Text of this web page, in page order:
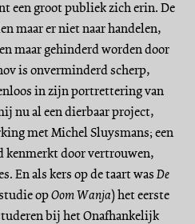
een groot publiek zich erin. De
maar er niet naar handelen,
maar gehinderd worden door
is onverminderd scherp,
in zijn portrettering van
nu al een dierbaar project,
met Michel Sluysmans; een
kenmerkt door vertrouwen,
En als kers op de taart wasDe
opOom Wanja) het eerste
bij het Onafhankelijk